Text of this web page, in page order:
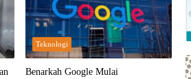
Teknologi
Benarkah Google Mulai